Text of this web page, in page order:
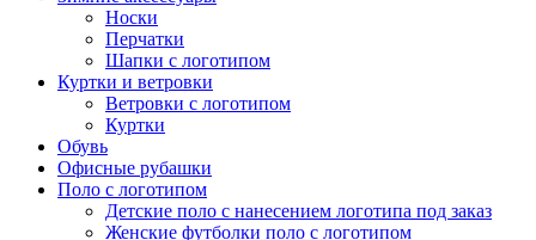
Носки
Перчатки
Шапки с логотипом
Куртки и ветровки
Ветровки с логотипом
Куртки
Обувь
Офисные рубашки
Поло с логотипом
Детские поло с нанесением логотипа под заказ
Женские футболки поло с логотипом